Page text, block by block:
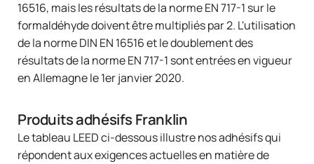
16516, mais les résultats de la norme EN 717-1 sur le
formaldéhyde doivent être multipliés par 2. L'utilisation
de la norme DIN EN 16516 et le doublement des
résultats de la norme EN 717-1 sont entrées en vigueur
en Allemagne le 1er janvier 2020.
Produits adhésifs Franklin
Le tableau LEED ci-dessous illustre nos adhésifs qui
répondent aux exigences actuelles en matière de